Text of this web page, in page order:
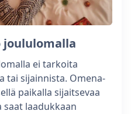
joululomalla
ei tarkoita
tai sijainnista. Omena-
paikalla sijaitsevaa
laadukkaan